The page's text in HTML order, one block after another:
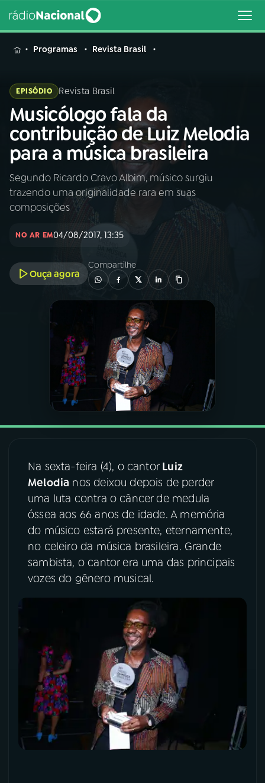
MENU
Buscar
na
Rádio
Nacional
Buscar
AO VIVO
INÍCIO
PROGRAMAS
PODCASTS
VIDEOCASTS
08FESTIVAL DE MÚSICA
ACOMPANHE A RÁDIO NACIONAL
YouTube Facebook
Instagram X
Programas Revista Brasil
EPISÓDIO Revista Brasil
Musicólogo fala da
contribuição de Luiz Melodia
para a música brasileira
Segundo Ricardo Cravo Albim, músico surgiu
trazendo uma originalidade rara em suas
composições
NO AR EM04/08/2017, 13:35
Ouça agora
Compartilhe
Na sexta-feira (4), o cantor Luiz
Melodia nos deixou depois de perder
uma luta contra o câncer de medula
óssea aos 66 anos de idade. A memória
do músico estará presente, eternamente,
no celeiro da música brasileira. Grande
sambista, o cantor era uma das principais
vozes do gênero musical.